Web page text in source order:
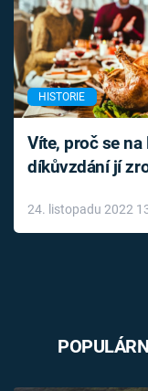
HISTORIE
Víte, proč se na
díkůvzdání jí
24. listopadu 2022